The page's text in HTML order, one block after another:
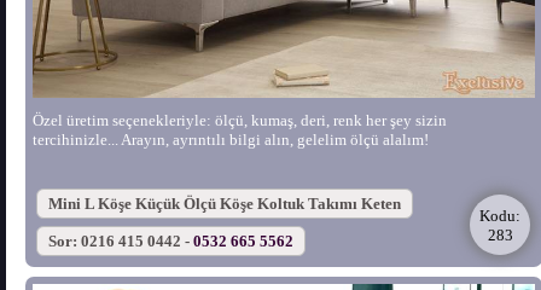
Özel üretim seçenekleriyle: ölçü, kumaş, deri, renk her şey sizin
tercihinizle... Arayın, ayrıntılı bilgi alın, gelelim ölçü alalım!
Mini L Köşe Küçük Ölçü Köşe Koltuk Takımı Keten
Kodu:
283
Sor: 0216 415 0442 - 0532 665 5562